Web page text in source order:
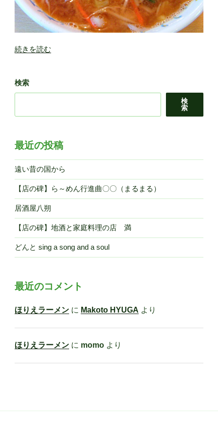
“ラ
ン
時
台”
続きを読む
検索
検
索
最近の投稿
遠い昔の国から
【店の碑】ら～めん行進曲〇〇（まるまる）
居酒屋八朔
【店の碑】地酒と家庭料理の店 満
どんと sing a song and a soul
最近のコメント
ほりえラーメン に Makoto HYUGA より
ほりえラーメン に momo より